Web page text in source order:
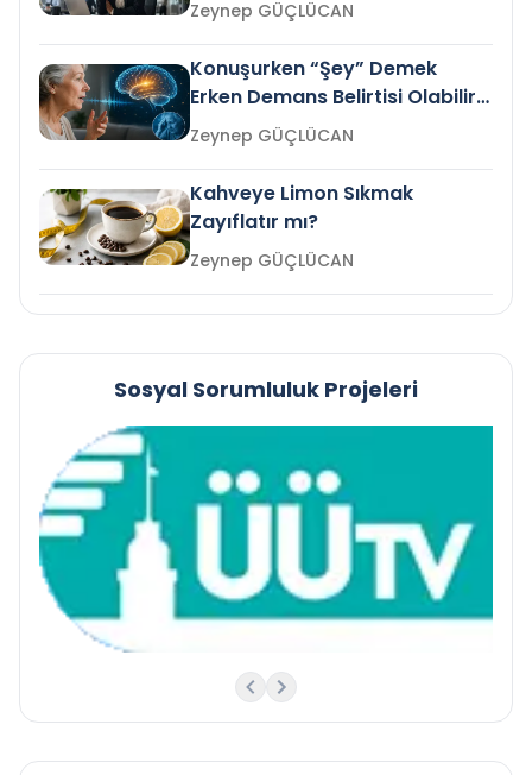
Zeynep GÜÇLÜCAN
Konuşurken “Şey” Demek
Erken Demans Belirtisi Olabilir
mi?
Zeynep GÜÇLÜCAN
Kahveye Limon Sıkmak
Zayıflatır mı?
Zeynep GÜÇLÜCAN
Sosyal Sorumluluk Projeleri